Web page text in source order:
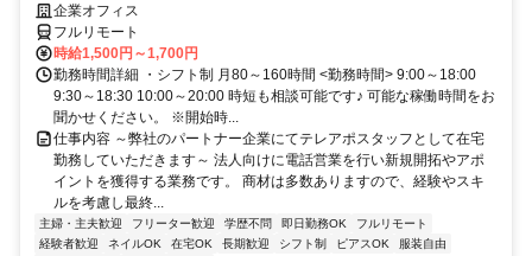
企業オフィス
フルリモート
時給1,500円～1,700円
勤務時間詳細 ・シフト制 月80～160時間 <勤務時間> 9:00～18:00
9:30～18:30 10:00～20:00 時短も相談可能です♪ 可能な稼働時間をお
聞かせください。 ※開始時...
仕事内容 ～弊社のパートナー企業にてテレアポスタッフとして在宅
勤務していただきます～ 法人向けに電話営業を行い新規開拓やアポ
イントを獲得する業務です。 商材は多数ありますので、経験やスキ
ルを考慮し最終...
主婦・主夫歓迎 フリーター歓迎 学歴不問 即日勤務OK
フルリモート
経験者歓迎
ネイルOK 在宅OK 長期歓迎 シフト制 ピアスOK
服装自由